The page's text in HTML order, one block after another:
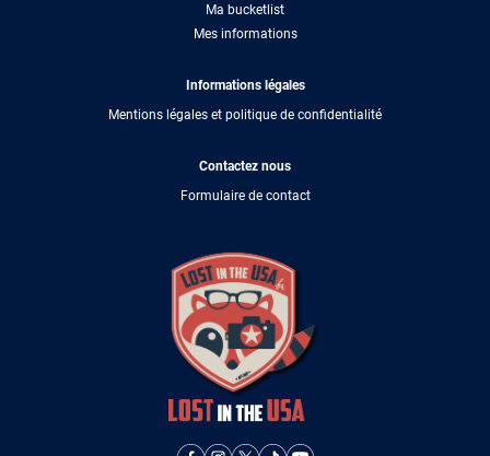
Ma bucketlist
Mes informations
Informations légales
Mentions légales et politique de confidentialité
Contactez nous
Formulaire de contact